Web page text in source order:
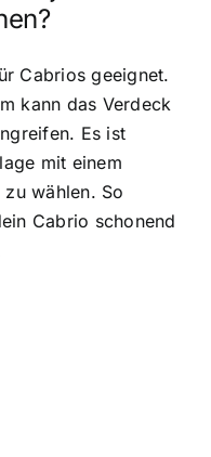
Cabrios geeignet.
kann das Verdeck
Es ist
mit einem
wählen. So
Cabrio schonend